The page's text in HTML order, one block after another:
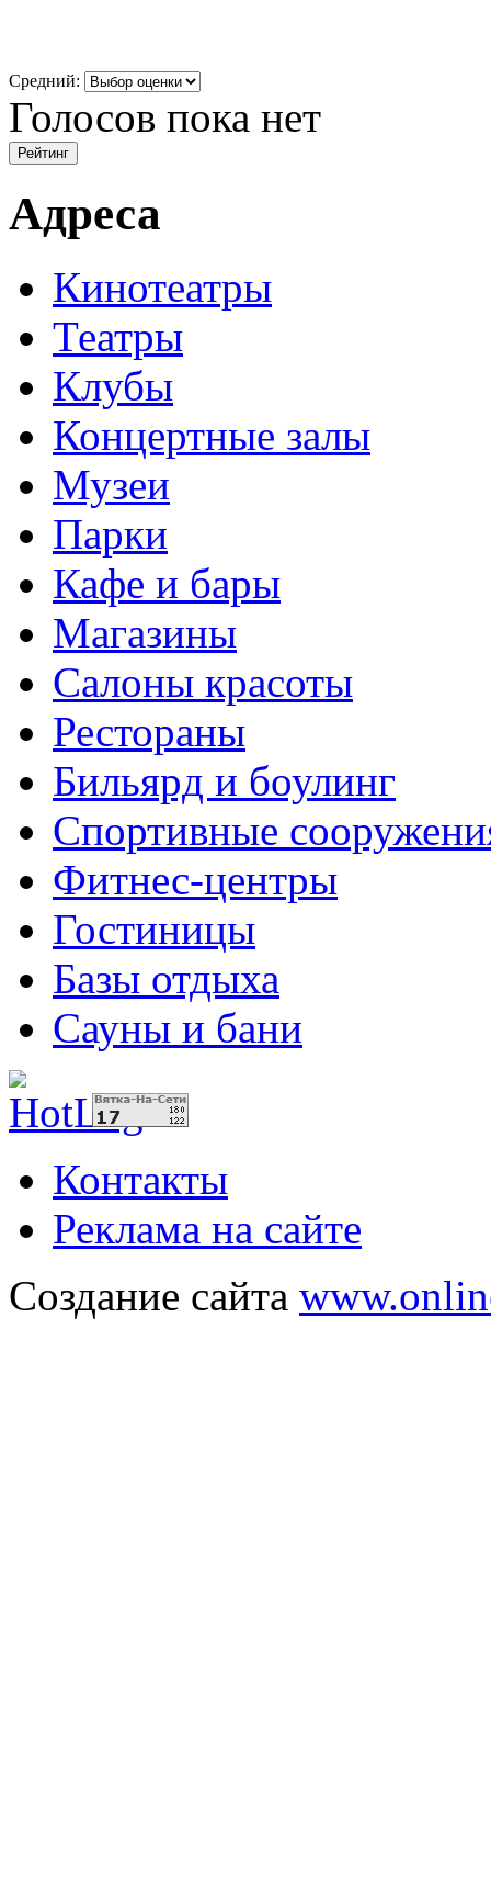
Средний:
Голосов пока нет
Адреса
Кинотеатры
Театры
Клубы
Концертные залы
Музеи
Парки
Кафе и бары
Магазины
Салоны красоты
Рестораны
Бильярд и боулинг
Спортивные
Фитнес-центры
Гостиницы
Базы отдыха
Сауны и бани
Контакты
Реклама на сайте
Создание сайта